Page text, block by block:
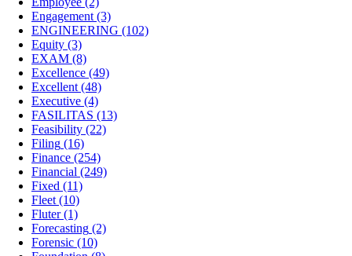
Engagement (3)
ENGINEERING (102)
Equity (3)
EXAM (8)
Excellence (49)
Excellent (48)
Executive (4)
FASILITAS (13)
Feasibility (22)
Filing (16)
Finance (254)
Financial (249)
Fixed (11)
Fleet (10)
Fluter(1)
Forecasting (2)
Forensic (10)